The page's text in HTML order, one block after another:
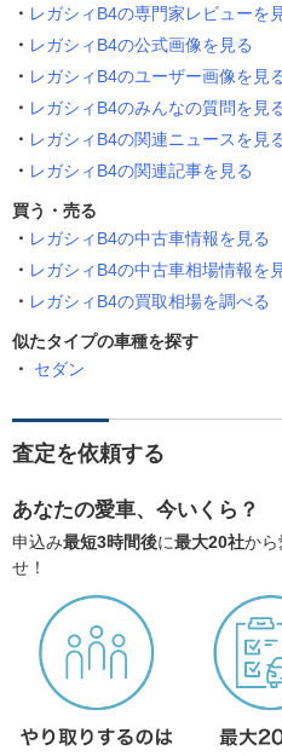
レガシィB4の専門家レビューを
レガシィB4の公式画像を見る
レガシィB4のユーザー画像を見
レガシィB4のみんなの質問を見
レガシィB4の関連ニュースを見
レガシィB4の関連記事を見る
買う・売る
レガシィB4の中古車情報を見る
レガシィB4の中古車相場情報を
レガシィB4の買取相場を調べる
似たタイプの車種を探す
セダン
査定を依頼する
あなたの愛車、今いくら？
申込み最短3時間後に最大20社から
せ！